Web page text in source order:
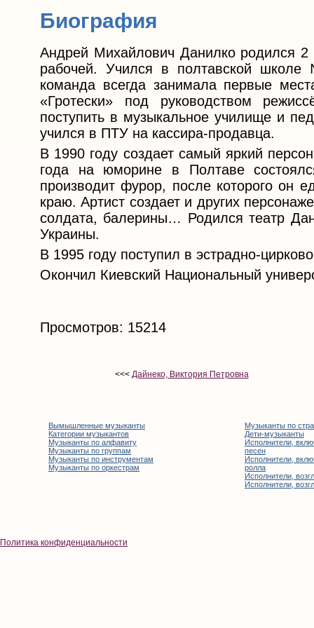
Биография
Андрей Михайлович Данилко родился
рабочей. Учился в полтавской
команда всегда занимала первые
«Гротески» под руководством
поступить в музыкальное училище и
учился в ПТУ на кассира-продавца.
В 1990 году создает самый яркий
года на юморине в Полтаве
производит фурор, после которого он
краю. Артист создает и других
солдата, балерины… Родился театр
Украины.
В 1995 году поступил в эстрадно-
Окончил Киевский Национальный
Просмотров: 15214
<<< Дайнеко, Виктория Петровна
Вымышленные музыканты
Категории музыкантов
Музыканты по алфавиту
Музыканты по группам
Музыканты по инструментам
Музыканты по оркестрам
Музыканты по
Дети-музыканты
Исполнители,
песен
Исполнители,
ролла
Исполнители,
Исполнители,
Политика конфиденциальности